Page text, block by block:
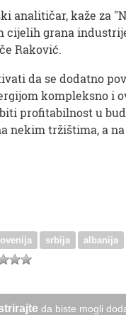
analitičar, kaže za
cijelih grana
Raković.
da se dodatno
kompleksno i
profitabilnost u
nekim tržištima, a
srbija albanija
da biste mogli